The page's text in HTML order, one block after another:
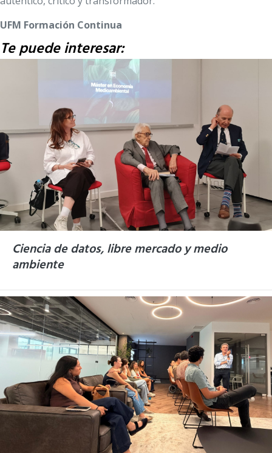
UFM Formación Continua
Te puede interesar:
Ciencia de datos, libre mercado y medio
ambiente